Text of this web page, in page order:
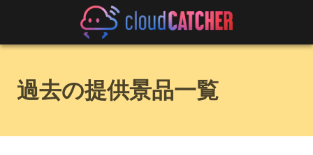
過去の提供景品一覧